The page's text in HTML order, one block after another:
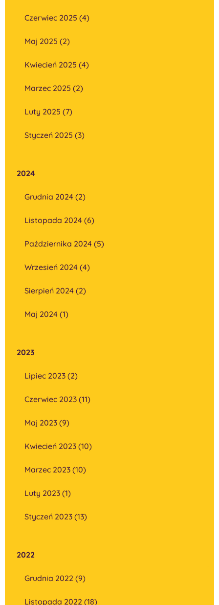
Czerwiec 2025 (4)
Maj 2025 (2)
Kwiecień 2025 (4)
Marzec 2025 (2)
Luty 2025 (7)
Styczeń 2025 (3)
2024
Grudnia 2024 (2)
Listopada 2024 (6)
Października 2024 (5)
Wrzesień 2024 (4)
Sierpień 2024 (2)
Maj 2024 (1)
2023
Lipiec 2023 (2)
Czerwiec 2023 (11)
Maj 2023 (9)
Kwiecień 2023 (10)
Marzec 2023 (10)
Luty 2023 (1)
Styczeń 2023 (13)
2022
Grudnia 2022 (9)
Listopada 2022 (18)